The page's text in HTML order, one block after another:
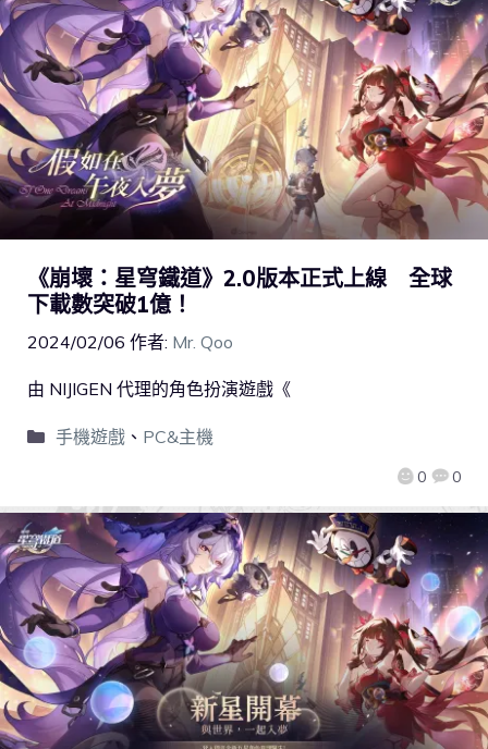
《崩壞：星穹鐵道》2.0版本正式上線 全球
下載數突破1億！
2024/02/06 作者: Mr. Qoo
0 0
由 NIJIGEN 代理的角色扮演遊戲《
手機遊戲、 PC&主機